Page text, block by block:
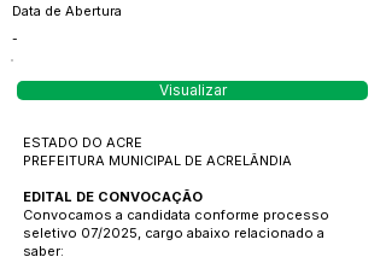
Data de Abertura
-
Visualizar
ESTADO DO ACRE
PREFEITURA MUNICIPAL DE ACRELÂNDIA
EDITAL DE CONVOCAÇÃO
Convocamos a candidata conforme processo
seletivo 07/2025, cargo abaixo relacionado a
saber: